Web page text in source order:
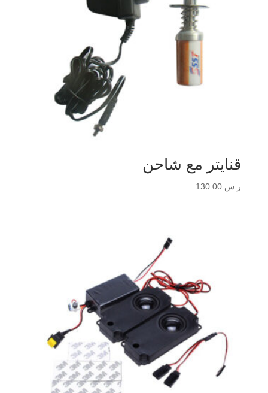
قنايتر مع شاحن
ر.س